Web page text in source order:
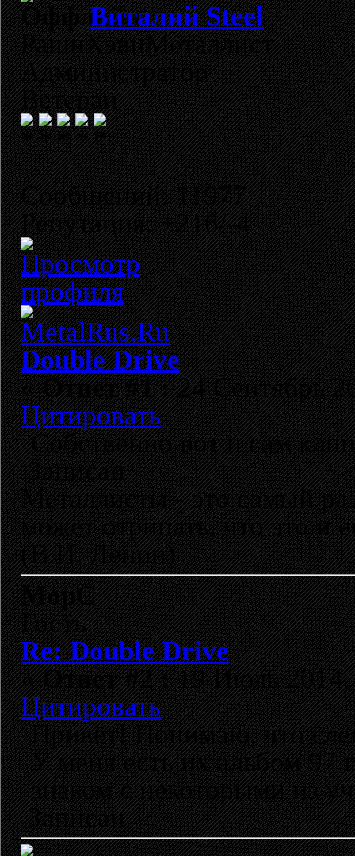
Виталий Steel
РашнХэвиМеталлист
Администратор
Ветеран
Сообщений: 11977
Репутация: +216/-4
Double Drive
«Ответ #1 :24 Сентябрь
Цитировать
Собственно вот и сам
Записан
Металлисты - это самый
может отрицать, что это и
(В.И. Ленин)
МорС
Гость
Re: Double Drive
«Ответ #2 :19 Июль 2014,
Цитировать
Привет! Понимаю, что
У меня есть их альбом 97
знаком с некоторыми из
Записан